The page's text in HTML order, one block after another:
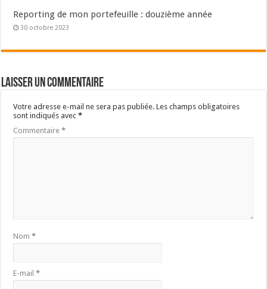
Reporting de mon portefeuille : douzième année
30 octobre 2023
Laisser un commentaire
Votre adresse e-mail ne sera pas publiée. Les champs obligatoires
sont indiqués avec*
Commentaire*
Nom*
E-mail*